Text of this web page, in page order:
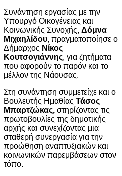
Συνάντηση εργασίας με την
Υπουργό Οικογένειας και
Κοινωνικής Συνοχής, Δόμνα
Μιχαηλίδου, πραγματοποίησε ο
Δήμαρχος Νίκος
Κουτσογιάννης, για ζητήματα
που αφορούν το παρόν και το
μέλλον της Νάουσας.
Στη συνάντηση συμμετείχε και ο
Βουλευτής Ημαθίας Τάσος
Μπαρτζώκας, στηρίζοντας τις
πρωτοβουλίες της δημοτικής
αρχής και συνεχίζοντας μια
σταθερή συνεργασία για την
προώθηση αναπτυξιακών και
κοινωνικών παρεμβάσεων στον
τόπο.